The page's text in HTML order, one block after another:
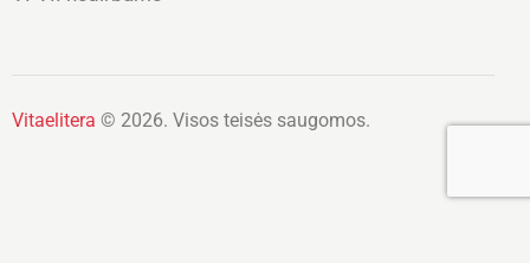
Vitaelitera © 2026. Visos teisės saugomos.